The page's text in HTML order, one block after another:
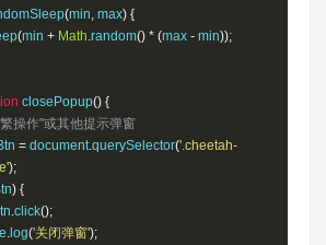
(min max) {
(min + Math random() * (max - min));
closePopup() {
操作"或其他提示弹窗
= document querySelector('.cheetah-
);
) {
click();
log('关闭弹窗');